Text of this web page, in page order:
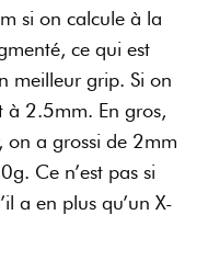
si on calcule à la
ce qui est
meilleur grip. Si on
à 2.5mm. En gros,
on a grossi de 2mm
Ce n’est pas si
a en plus qu’un X-